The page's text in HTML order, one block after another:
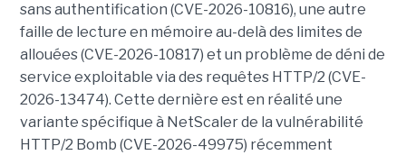
sans authentification (CVE-2026-10816), une autre
faille de lecture en mémoire au-delà des limites de
allouées (CVE-2026-10817) et un problème de déni de
service exploitable via des requêtes HTTP/2 (CVE-
2026-13474). Cette dernière est en réalité une
variante spécifique à NetScaler de la vulnérabilité
HTTP/2 Bomb (CVE-2026-49975) récemment